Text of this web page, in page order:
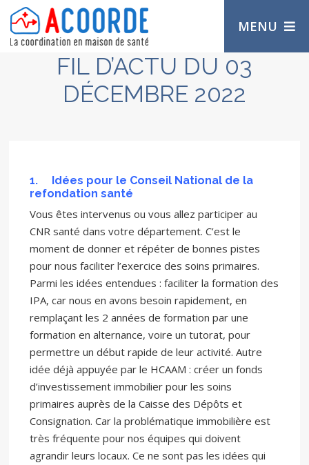
MENU
FIL D’ACTU DU 03
DÉCEMBRE 2022
1. Idées pour le Conseil National de la
refondation santé
Vous êtes intervenus ou vous allez participer au
CNR santé dans votre département. C’est le
moment de donner et répéter de bonnes pistes
pour nous faciliter l’exercice des soins primaires.
Parmi les idées entendues : faciliter la formation des
IPA, car nous en avons besoin rapidement, en
remplaçant les 2 années de formation par une
formation en alternance, voire un tutorat, pour
permettre un début rapide de leur activité. Autre
idée déjà appuyée par le HCAAM : créer un fonds
d’investissement immobilier pour les soins
primaires auprès de la Caisse des Dépôts et
Consignation. Car la problématique immobilière est
très fréquente pour nos équipes qui doivent
agrandir leurs locaux. Ce ne sont pas les idées qui